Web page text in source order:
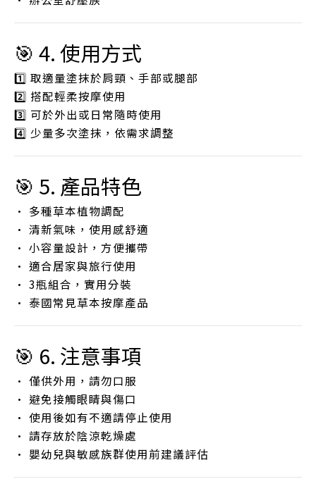
🎯 4. 使用方式
1️⃣ 取適量塗抹於肩頸、手部或腿部
2️⃣ 搭配輕柔按摩使用
3️⃣ 可於外出或日常隨時使用
4️⃣ 少量多次塗抹，依需求調整
🎯 5. 產品特色
• 多種草本植物調配
• 清新氣味，使用感舒適
• 小容量設計，方便攜帶
• 適合居家與旅行使用
• 3瓶組合，實用分裝
• 泰國常見草本按摩產品
🎯 6. 注意事項
• 僅供外用，請勿口服
• 避免接觸眼睛與傷口
• 使用後如有不適請停止使用
• 請存放於陰涼乾燥處
• 嬰幼兒與敏感族群使用前建議評估